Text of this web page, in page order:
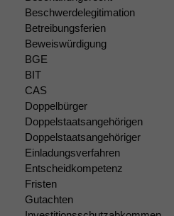
Beschwerdelegitimation
Betreibungsferien
Beweiswürdigung
BGE
BIT
CAS
Doppelbürger
Doppelstaatsangehörigen
Doppelstaatsangehöriger
Einladungsverfahren
Entscheidkompetenz
Fristen
Gutachten